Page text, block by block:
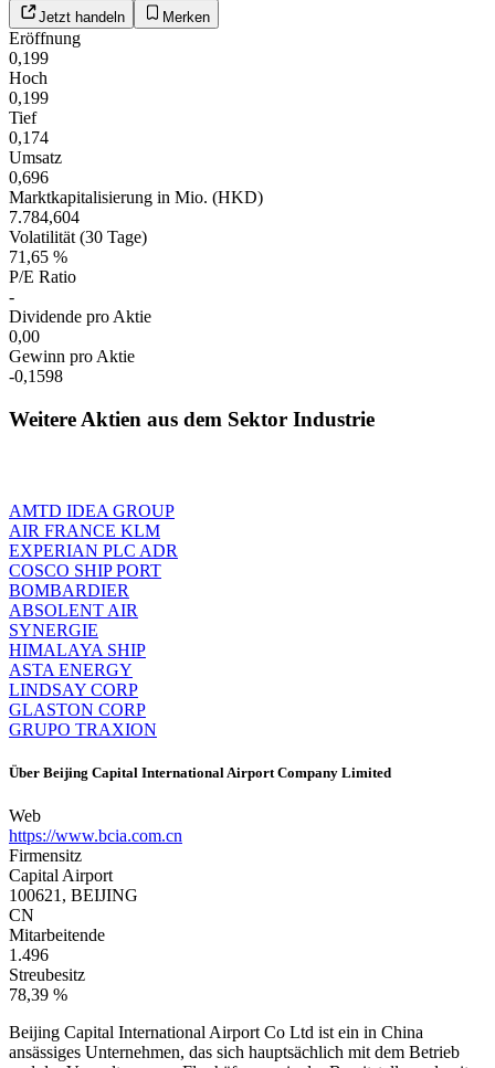
Jetzt handeln Merken
Eröffnung
0,199
Hoch
0,199
Tief
0,174
Umsatz
0,696
Marktkapitalisierung in Mio. (HKD)
7.784,604
Volatilität (30 Tage)
71,65 %
P/E Ratio
-
Dividende pro Aktie
0,00
Gewinn pro Aktie
-0,1598
Weitere Aktien aus dem Sektor Industrie
AMTD IDEA GROUP
AIR FRANCE KLM
EXPERIAN PLC ADR
COSCO SHIP PORT
BOMBARDIER
ABSOLENT AIR
SYNERGIE
HIMALAYA SHIP
ASTA ENERGY
LINDSAY CORP
GLASTON CORP
GRUPO TRAXION
Über Beijing Capital International Airport Company Limited
Web
https://www.bcia.com.cn
Firmensitz
Capital Airport
100621, BEIJING
CN
Mitarbeitende
1.496
Streubesitz
78,39 %
Beijing Capital International Airport Co Ltd ist ein in China
ansässiges Unternehmen, das sich hauptsächlich mit dem Betrieb